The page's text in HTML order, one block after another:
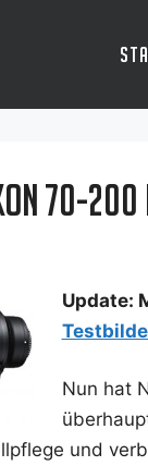
70-200
Update:
Nun hat
und